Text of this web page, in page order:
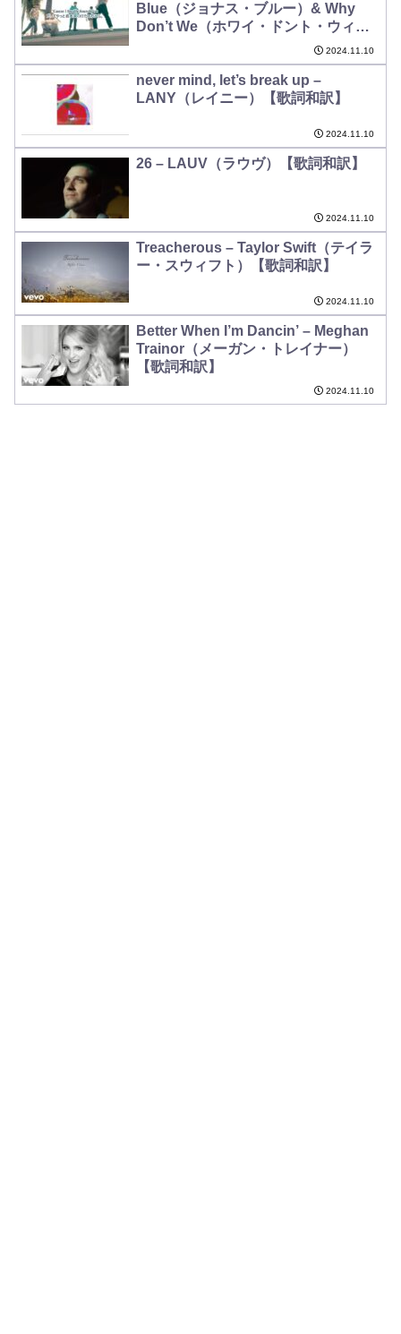
Blue（ジョナス・ブルー）& Why
Don’t We（ホワイ・ドント・ウィ
2024.11.10
never mind, let’s break up –
LANY（レイニー）【歌詞和訳】
2024.11.10
26 – LAUV（ラウヴ）【歌詞和訳】
2024.11.10
Treacherous – Taylor Swift（テイラ
ー・スウィフト）【歌詞和訳】
2024.11.10
Better When I’m Dancin’ – Meghan
Trainor（メーガン・トレイナー）
【歌詞和訳】
2024.11.10